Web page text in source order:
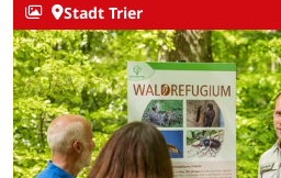
Stadt Trier